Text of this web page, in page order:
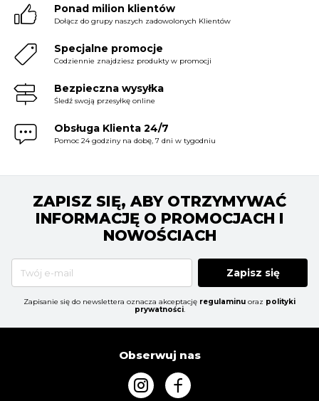
Ponad milion klientów
Dołącz do grupy naszych zadowolonych Klientów
Specjalne promocje
Codziennie znajdziesz produkty w promocji
Bezpieczna wysyłka
Śledź swoją przesyłkę online
Obsługa Klienta 24/7
Pomoc 24 godziny na dobę, 7 dni w tygodniu
ZAPISZ SIĘ, ABY OTRZYMYWAĆ
INFORMACJĘ O PROMOCJACH I
NOWOŚCIACH
Zapisz się
Zapisanie się do newslettera oznacza akceptację regulaminu oraz polityki
prywatności.
Obserwuj nas